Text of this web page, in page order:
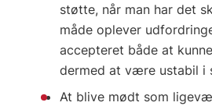
støtte, når man har det
måde oplever
accepteret både at
dermed at være ustabil i
At blive mødt som